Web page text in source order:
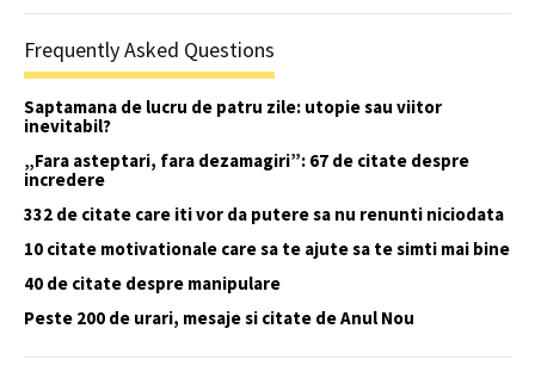
Frequently Asked Questions
Saptamana de lucru de patru zile: utopie sau viitor
inevitabil?
„Fara asteptari, fara dezamagiri”: 67 de citate despre
incredere
332 de citate care iti vor da putere sa nu renunti niciodata
10 citate motivationale care sa te ajute sa te simti mai bine
40 de citate despre manipulare
Peste 200 de urari, mesaje si citate de Anul Nou